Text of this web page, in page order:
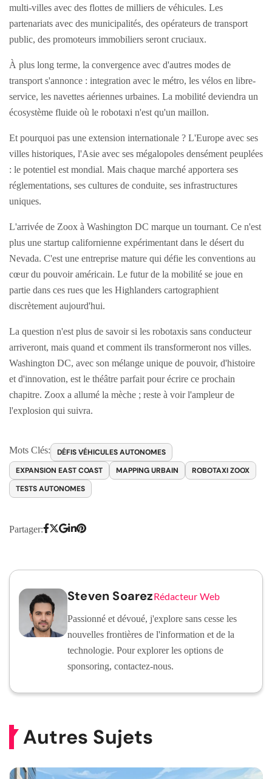
multi-villes avec des flottes de milliers de véhicules. Les
partenariats avec des municipalités, des opérateurs de transport
public, des promoteurs immobiliers seront cruciaux.
À plus long terme, la convergence avec d'autres modes de
transport s'annonce : integration avec le métro, les vélos en libre-
service, les navettes aériennes urbaines. La mobilité deviendra un
écosystème fluide où le robotaxi n'est qu'un maillon.
Et pourquoi pas une extension internationale ? L'Europe avec ses
villes historiques, l'Asie avec ses mégalopoles densément peuplées
: le potentiel est mondial. Mais chaque marché apportera ses
réglementations, ses cultures de conduite, ses infrastructures
uniques.
L'arrivée de Zoox à Washington DC marque un tournant. Ce n'est
plus une startup californienne expérimentant dans le désert du
Nevada. C'est une entreprise mature qui défie les conventions au
cœur du pouvoir américain. Le futur de la mobilité se joue en
partie dans ces rues que les Highlanders cartographient
discrètement aujourd'hui.
La question n'est plus de savoir si les robotaxis sans conducteur
arriveront, mais quand et comment ils transformeront nos villes.
Washington DC, avec son mélange unique de pouvoir, d'histoire
et d'innovation, est le théâtre parfait pour écrire ce prochain
chapitre. Zoox a allumé la mèche ; reste à voir l'ampleur de
l'explosion qui suivra.
Mots Clés:
DÉFIS VÉHICULES AUTONOMES
EXPANSION EAST COAST
MAPPING URBAIN
ROBOTAXI ZOOX
TESTS AUTONOMES
Partager:
Steven SoarezRédacteur Web
Passionné et dévoué, j'explore sans cesse les
nouvelles frontières de l'information et de la
technologie. Pour explorer les options de
sponsoring, contactez-nous.
Autres Sujets